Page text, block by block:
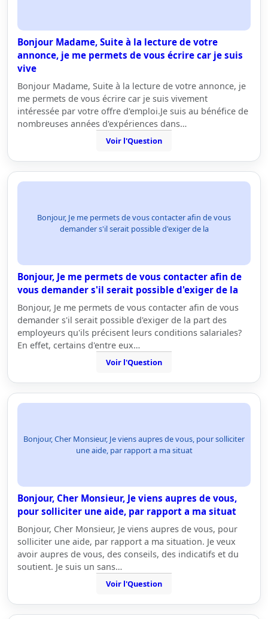
Bonjour Madame, Suite à la lecture de votre
annonce, je me permets de vous écrire car je suis
vive
Bonjour Madame, Suite à la lecture de votre annonce, je
me permets de vous écrire car je suis vivement
intéressée par votre offre d'emploi.Je suis au bénéfice de
nombreuses années d'expériences dans…
Voir l'Question
Bonjour, Je me permets de vous contacter afin de vous
demander s'il serait possible d'exiger de la
Bonjour, Je me permets de vous contacter afin de
vous demander s'il serait possible d'exiger de la
Bonjour, Je me permets de vous contacter afin de vous
demander s'il serait possible d'exiger de la part des
employeurs qu'ils précisent leurs conditions salariales?
En effet, certains d'entre eux…
Voir l'Question
Bonjour, Cher Monsieur, Je viens aupres de vous, pour solliciter
une aide, par rapport a ma situat
Bonjour, Cher Monsieur, Je viens aupres de vous,
pour solliciter une aide, par rapport a ma situat
Bonjour, Cher Monsieur, Je viens aupres de vous, pour
solliciter une aide, par rapport a ma situation. Je veux
avoir aupres de vous, des conseils, des indicatifs et du
soutient. Je suis un sans…
Voir l'Question